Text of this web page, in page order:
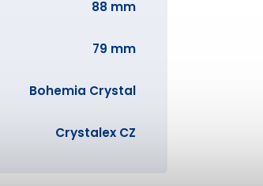
88 mm
79 mm
Bohemia Crystal
Crystalex CZ